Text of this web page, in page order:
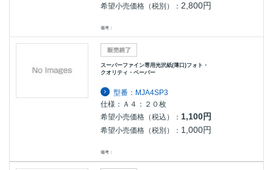
希望小売価格（税別）： 2,800円
備考：
スーパーファイン専用光沢紙(薄口)フォト・
クオリティ・ペーパー
型番：MJA4SP3
仕様：Ａ４：２０枚
希望小売価格（税込）： 1,100円
希望小売価格（税別）： 1,000円
備考：